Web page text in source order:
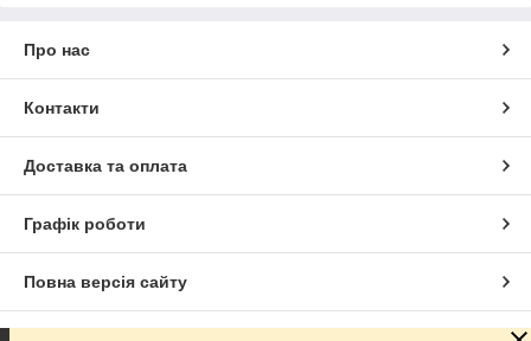
Про нас
Контакти
Доставка та оплата
Графік роботи
Повна версія сайту